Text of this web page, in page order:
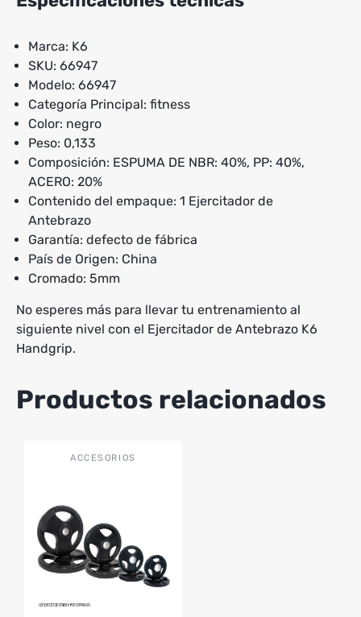
Marca: K6
SKU: 66947
Modelo: 66947
Categoría Principal: fitness
Color: negro
Peso: 0,133
Composición: ESPUMA DE NBR: 40%, PP: 40%,
ACERO: 20%
Contenido del empaque: 1 Ejercitador de
Antebrazo
Garantía: defecto de fábrica
País de Origen: China
Cromado: 5mm
No esperes más para llevar tu entrenamiento al
siguiente nivel con el Ejercitador de Antebrazo K6
Handgrip.
Productos relacionados
ACCESORIOS
múltiples
variantes.
Las
opciones